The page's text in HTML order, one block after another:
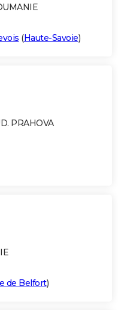
(Haute-Savoie)
PRAHOVA
de Belfort)